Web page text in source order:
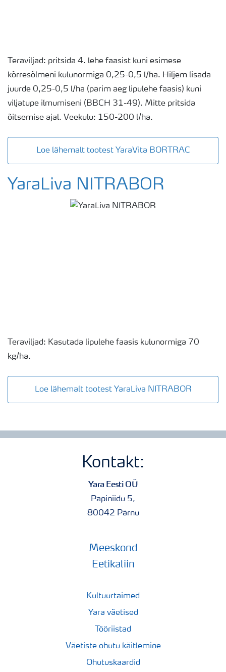
Teraviljad: pritsida 4. lehe faasist kuni esimese
kõrresõlmeni kulunormiga 0,25-0,5 l/ha. Hiljem lisada
juurde 0,25-0,5 l/ha (parim aeg lipulehe faasis) kuni
viljatupe ilmumiseni (BBCH 31-49). Mitte pritsida
õitsemise ajal. Veekulu: 150-200 l/ha.
Loe lähemalt tootest YaraVita BORTRAC
YaraLiva NITRABOR
Teraviljad: Kasutada lipulehe faasis kulunormiga 70
kg/ha.
Loe lähemalt tootest YaraLiva NITRABOR
Kontakt:
Yara Eesti OÜ
Papiniidu 5,
80042 Pärnu
Meeskond
Eetikaliin
Kultuurtaimed
Yara väetised
Tööriistad
Väetiste ohutu käitlemine
Ohutuskaardid